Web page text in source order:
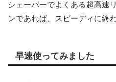
シェーバーでよくある超高速
ンであれば、スピーディに終
早速使ってみました